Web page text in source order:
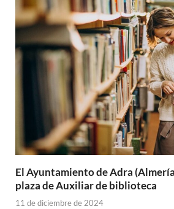
El Ayuntamiento de Adra
plaza de Auxiliar de biblioteca
11 de diciembre de 2024